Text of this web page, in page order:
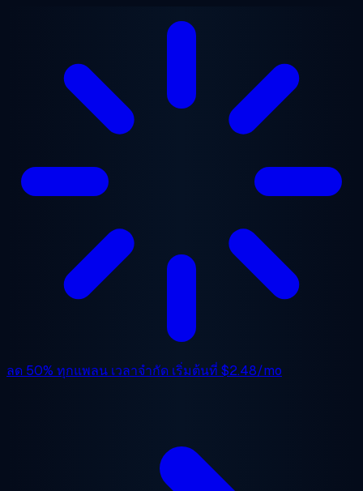
ลด 50% ทุกแพลน เวลาจำกัด เริ่มต้นที่ $2.48/mo